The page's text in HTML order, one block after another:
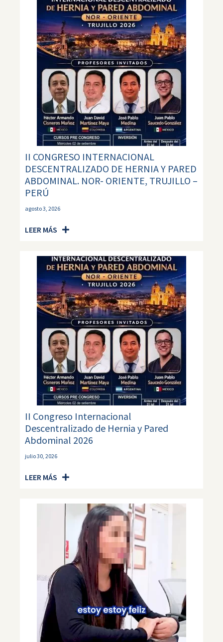
II CONGRESO INTERNACIONAL
DESCENTRALIZADO DE HERNIA Y PARED
ABDOMINAL. NOR- ORIENTE, TRUJILLO –
PERÚ
agosto 3, 2026
LEER MÁS
II Congreso Internacional
Descentralizado de Hernia y Pared
Abdominal 2026
julio 30, 2026
LEER MÁS